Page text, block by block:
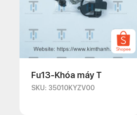
Fu13-Khóa máy T
SKU: 35010KYZV00